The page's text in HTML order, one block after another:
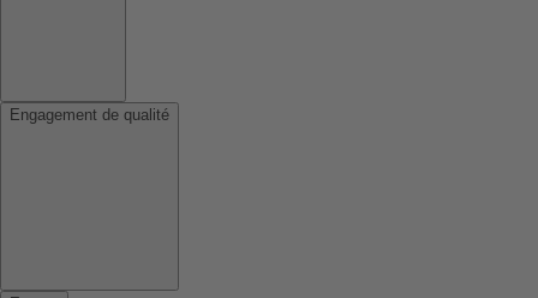
Engagement de qualité